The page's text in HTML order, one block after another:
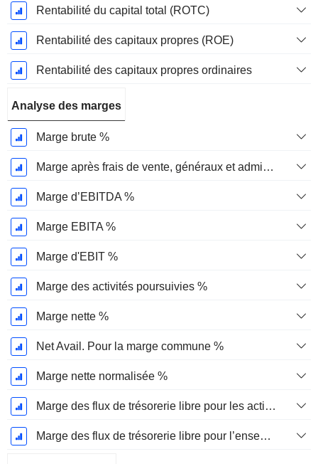
Rentabilité du capital total (ROTC)
Rentabilité des capitaux propres (ROE)
Rentabilité des capitaux propres ordinaires
Analyse des marges
Marge brute %
Marge après frais de vente, généraux et administratifs %
Marge d’EBITDA %
Marge EBITA %
Marge d'EBIT %
Marge des activités poursuivies %
Marge nette %
Net Avail. Pour la marge commune %
Marge nette normalisée %
Marge des flux de trésorerie libre pour les actionnaires
Marge des flux de trésorerie libre pour l’ensemble des pourvoyeurs de fonds